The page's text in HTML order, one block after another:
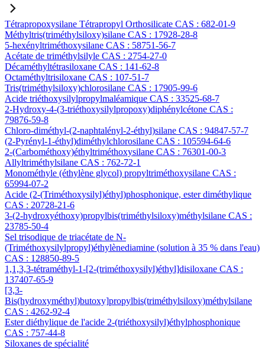
Tétrapropoxysilane Tétrapropyl Orthosilicate CAS : 682-01-9
Méthyltris(triméthylsiloxy)silane CAS : 17928-28-8
5-hexényltriméthoxysilane CAS : 58751-56-7
Acétate de triméthylsilyle CAS : 2754-27-0
Décaméthyltétrasiloxane CAS : 141-62-8
Octaméthyltrisiloxane CAS : 107-51-7
Tris(triméthylsiloxy)chlorosilane CAS : 17905-99-6
Acide triéthoxysilylpropylmaléamique CAS : 33525-68-7
2-Hydroxy-4-(3-triéthoxysilylpropoxy)diphénylcétone CAS :
79876-59-8
Chloro-diméthyl-(2-naphtalényl-2-éthyl)silane CAS : 94847-57-7
(2-Pyrényl-1-éthyl)diméthylchlorosilane CAS : 105594-64-6
2-(Carbométhoxy)éthyltriméthoxysilane CAS : 76301-00-3
Allyltriméthylsilane CAS : 762-72-1
Monométhyle (éthylène glycol) propyltriméthoxysilane CAS :
65994-07-2
Acide (2-(Triméthoxysilyl)éthyl)phosphonique, ester diméthylique
CAS : 20728-21-6
3-(2-hydroxyéthoxy)propylbis(triméthylsiloxy)méthylsilane CAS :
23785-50-4
Sel trisodique de triacétate de N-
(Triméthoxysilylpropyl)éthylènediamine (solution à 35 % dans l'eau)
CAS : 128850-89-5
1,1,3,3-tétraméthyl-1-[2-(triméthoxysilyl)éthyl]disiloxane CAS :
137407-65-9
[3,3-
Bis(hydroxyméthyl)butoxy]propylbis(triméthylsiloxy)méthylsilane
CAS : 4262-92-4
Ester diéthylique de l'acide 2-(triéthoxysilyl)éthylphosphonique
CAS : 757-44-8
Siloxanes de spécialité